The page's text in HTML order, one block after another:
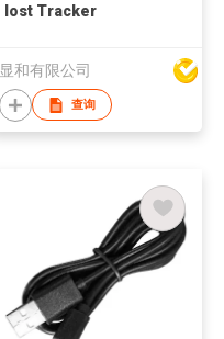
lost Tracker
显和有限公司
查询